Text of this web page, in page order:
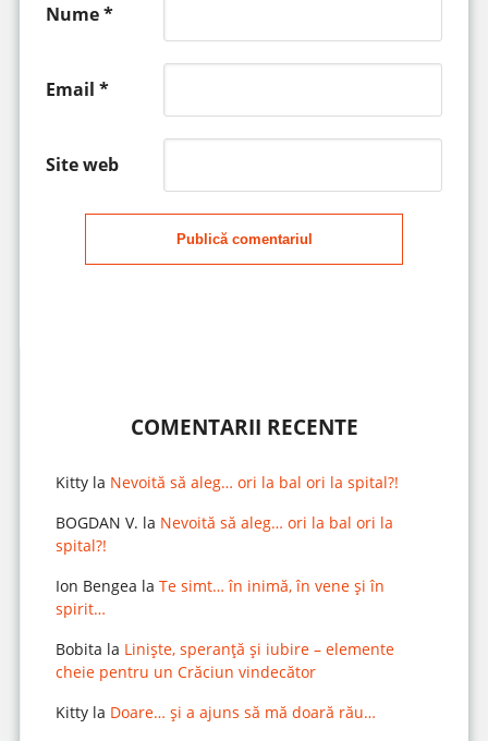
Nume*
Email *
Site web
Publică comentariul
COMENTARII RECENTE
Kittyla Nevoită să aleg… ori la bal ori la spital?!
BOGDAN V. la Nevoită să aleg… ori la bal ori la
spital?!
Ion Bengea la Te simt… în inimă, în vene și în
spirit…
Bobita la Liniște, speranță și iubire – elemente
cheie pentru un Crăciun vindecător
Kittyla Doare… și a ajuns să mă doară rău…